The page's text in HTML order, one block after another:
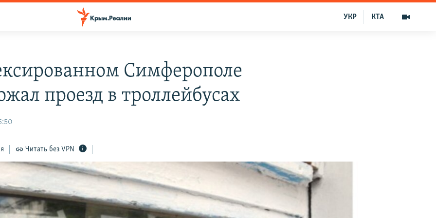
КТА
УКР
Симферополе
проезд в троллейбусах
Читать без VPN